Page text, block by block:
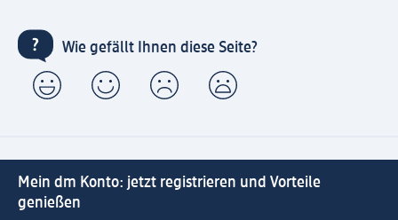
Wie gefällt Ihnen diese Seite?
Mein dm Konto: jetzt registrieren und Vorteile
genießen